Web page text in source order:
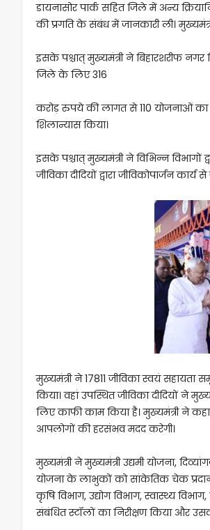
डायनासोर पार्क सहित जिले में अन्य
की प्रगति के संबंध में जानकारी ली।
इसके पश्चात् मुख्यमंत्री ने बिहारशरीफ
जिले के लिए 316
करोड़ रुपये की लागत से 110 योजनाओं
शिलान्यास किया।
इसके पश्चात् मुख्यमंत्री ने विभिन्न विभागों
जीविका दीदियों द्वारा जीविकोपार्जन
मुख्यमंत्री ने 17811 जीविका स्वयं
किया। वहां उपस्थित जीविका दीदियों
लिए काफी काम किया है। मुख्यमंत्री ने
आपलोगों की हरसंभव मदद करेगी।
मुख्यमंत्री ने मुख्यमंत्री उद्यमी योजना,
योजना के लाभुकों को सांकेतिक चेक प्रदान
कृषि विभाग, उद्योग विभाग, स्वास्थ्य
संबंधित स्टॉलों का निरीक्षण किया और